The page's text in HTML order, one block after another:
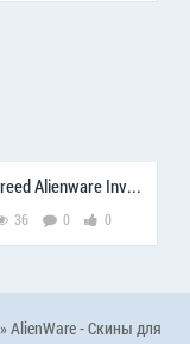
New breed Alienware Invader
36 0 0
» AlienWare - Скины для